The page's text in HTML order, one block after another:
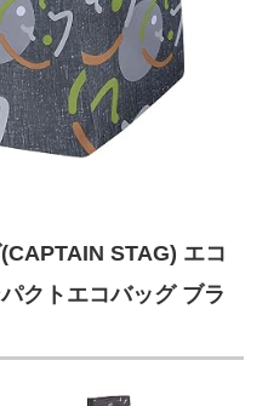
STAG) エコ
クトエコバッグ ブラ